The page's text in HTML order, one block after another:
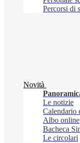
Percorsi di
Novità
Le notizie
Calendario
Albo online
Bacheca
Le circolari